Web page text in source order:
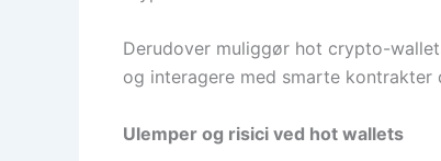
Derudover muliggør hot crypto-
og interagere med smarte kontrakter
Ulemper og risici ved hot wallets